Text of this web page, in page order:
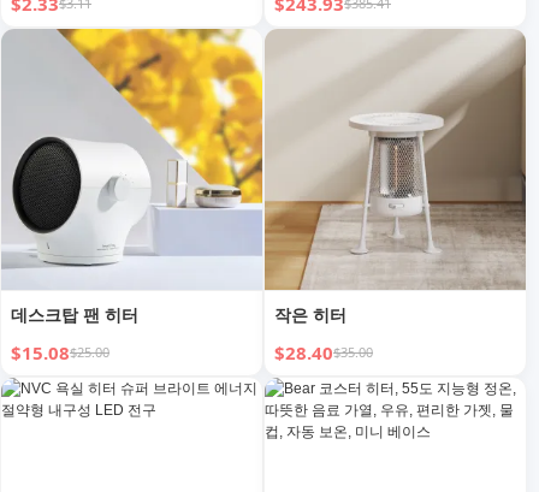
실, 스튜디오, 현관, 식당, 스튜디
오, 스탠드, 31.5인치, 블랙
데스크탑 팬 히터
$15.08$25.00
작은 히터
$28.40$35.00